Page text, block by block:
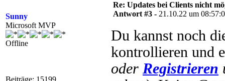
Sunny
Microsoft MVP
Offline
Beiträge: 15199
Re: Updates bei Clients nicht
Antwort #3 - 21.10.22 um
Du kannst noch
kontrollieren und
oder Registrieren